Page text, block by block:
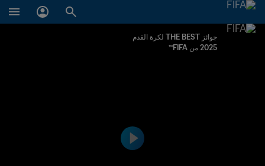
جوائز THE BEST لكرة القدم
2025 من FIFA™